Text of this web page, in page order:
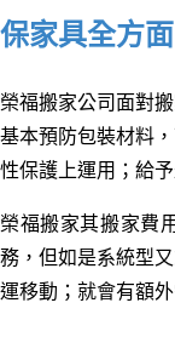
保家具全方
榮福搬家公司面對
基本預防包裝材料
性保護上運用；給
榮福搬家其搬家費
務，但如是系統型
運移動；就會有額